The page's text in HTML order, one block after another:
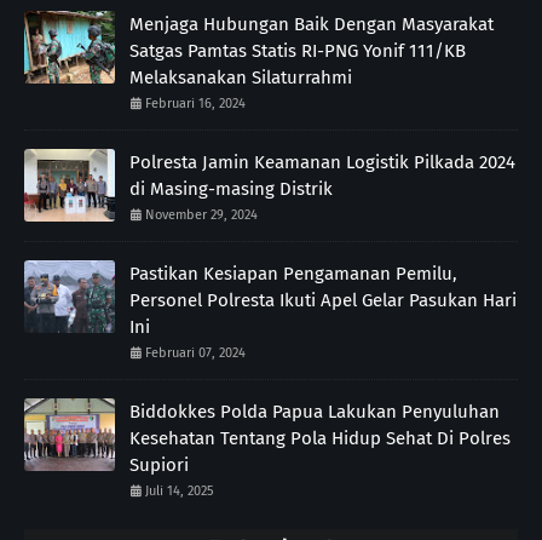
Menjaga Hubungan Baik Dengan Masyarakat
Satgas Pamtas Statis RI-PNG Yonif 111/KB
Melaksanakan Silaturrahmi
Februari 16, 2024
Polresta Jamin Keamanan Logistik Pilkada 2024
di Masing-masing Distrik
November 29, 2024
Pastikan Kesiapan Pengamanan Pemilu,
Personel Polresta Ikuti Apel Gelar Pasukan Hari
Ini
Februari 07, 2024
Biddokkes Polda Papua Lakukan Penyuluhan
Kesehatan Tentang Pola Hidup Sehat Di Polres
Supiori
Juli 14, 2025